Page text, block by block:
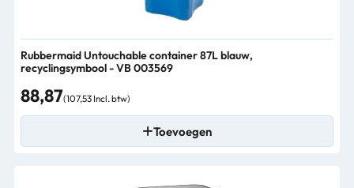
Rubbermaid Untouchable container 87L blauw,
recyclingsymbool - VB 003569
88,87(107,53 Incl. btw)
Toevoegen